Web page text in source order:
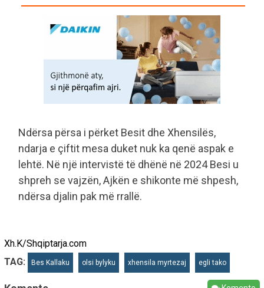
Ndërsa përsa i përket Besit dhe Xhensilës,
ndarja e çiftit mesa duket nuk ka qenë aspak e
lehtë. Në një intervistë të dhënë në 2024 Besi u
shpreh se vajzën, Ajkën e shikonte më shpesh,
ndërsa djalin pak më rrallë.
Xh.K/Shqiptarja.com
TAG:
Bes Kallaku olsi bylyku xhensila myrtezaj egli tako